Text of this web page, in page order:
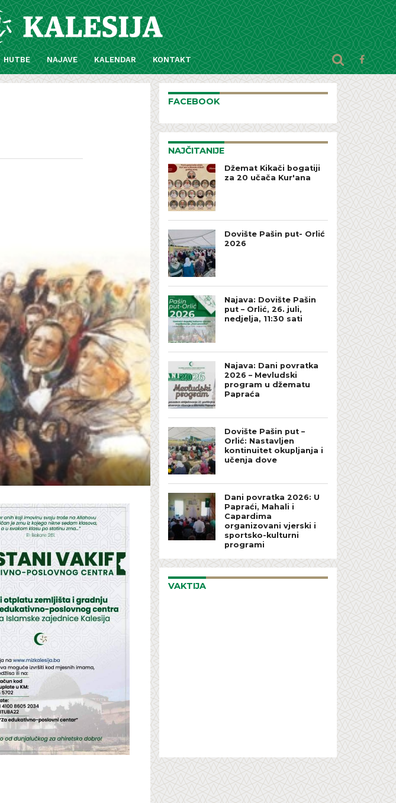
HUTBE NAJAVE KALENDAR KONTAKT
FACEBOOK
NAJČITANIJE
Džemat Kikači bogatiji
za 20 učača Kur'ana
Dovište Pašin put- Orlić
2026
Najava: Dovište Pašin
put – Orlić, 26. juli,
nedjelja, 11:30 sati
Najava: Dani povratka
2026 – Mevludski
program u džematu
Papraća
Dovište Pašin put –
Orlić: Nastavljen
kontinuitet okupljanja i
učenja dove
Dani povratka 2026: U
Papraći, Mahali i
Capardima
organizovani vjerski i
sportsko-kulturni
programi
VAKTIJA